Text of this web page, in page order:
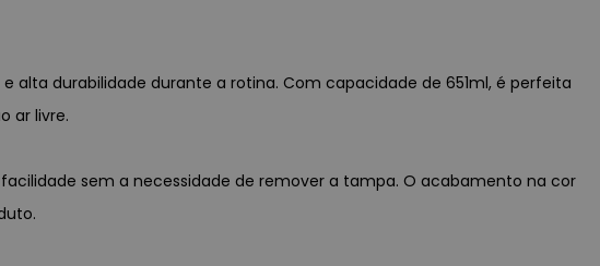
alta durabilidade durante a rotina. Com capacidade de 651ml, é perfeita
ar livre.
sem a necessidade de remover a tampa. O acabamento na cor